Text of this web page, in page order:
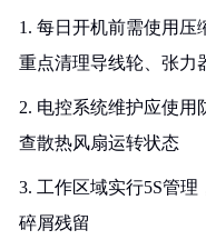
1. 每日开机前需使用压
重点清理导线轮、张力
2. 电控系统维护应使用
查散热风扇运转状态
3. 工作区域实行5S管
碎屑残留